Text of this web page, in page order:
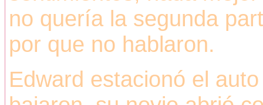
no quería la segunda
por que no hablaron.
Edward estacionó el